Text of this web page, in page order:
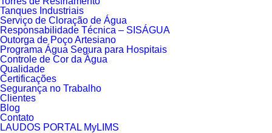
Tanques Industriais
Serviço de Cloração de Água
Responsabilidade Técnica – SISÁGUA
Outorga de Poço Artesiano
Programa Água Segura para Hospitais
Controle de Cor da Água
Qualidade
Certificações
Segurança no Trabalho
Clientes
Blog
Contato
LAUDOS PORTAL MyLIMS